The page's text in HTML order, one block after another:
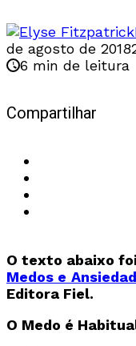
de agosto de 2018
6 min de leitura
Compartilhar
O texto abaixo
Medos e
Editora Fiel.
O Medo é